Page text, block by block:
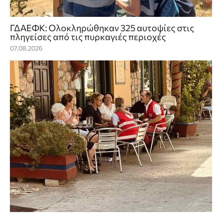
ΓΔΑΕΦΚ: Ολοκληρώθηκαν 325 αυτοψίες στις
πληγείσες από τις πυρκαγιές περιοχές
07.08.2026